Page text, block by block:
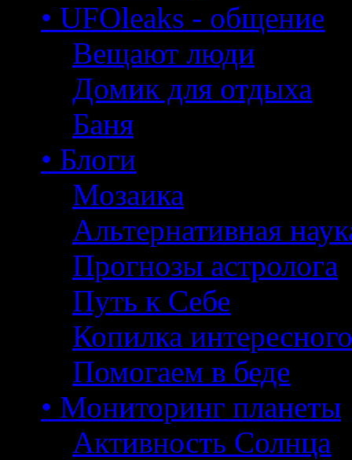
• UFOleaks - общение
Вещают люди
Домик для отдыха
Баня
• Блоги
Мозаика
Альтернативная
Прогнозы астролога
Путь к Себе
Копилка интересного
Помогаем в беде
• Мониторинг планеты
Активность Солнца